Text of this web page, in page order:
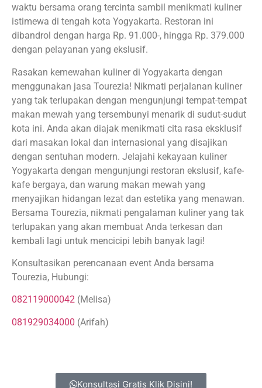
waktu bersama orang tercinta sambil menikmati kuliner
istimewa di tengah kota Yogyakarta. Restoran ini
dibandrol dengan harga Rp. 91.000-, hingga Rp. 379.000
dengan pelayanan yang ekslusif.
Rasakan kemewahan kuliner di Yogyakarta dengan
menggunakan jasa Tourezia! Nikmati perjalanan kuliner
yang tak terlupakan dengan mengunjungi tempat-tempat
makan mewah yang tersembunyi menarik di sudut-sudut
kota ini. Anda akan diajak menikmati cita rasa eksklusif
dari masakan lokal dan internasional yang disajikan
dengan sentuhan modern. Jelajahi kekayaan kuliner
Yogyakarta dengan mengunjungi restoran ekslusif, kafe-
kafe bergaya, dan warung makan mewah yang
menyajikan hidangan lezat dan estetika yang menawan.
Bersama Tourezia, nikmati pengalaman kuliner yang tak
terlupakan yang akan membuat Anda terkesan dan
kembali lagi untuk mencicipi lebih banyak lagi!
Konsultasikan perencanaan event Anda bersama
Tourezia, Hubungi:
082119000042 (Melisa)
081929034000 (Arifah)
Konsultasi Gratis Klik Disini!